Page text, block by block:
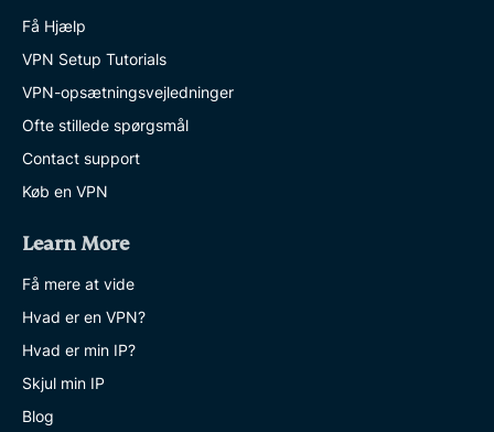
Få Hjælp
VPN Setup Tutorials
VPN-opsætningsvejledninger
Ofte stillede spørgsmål
Contact support
Køb en VPN
Learn More
Få mere at vide
Hvad er en VPN?
Hvad er min IP?
Skjul min IP
Blog